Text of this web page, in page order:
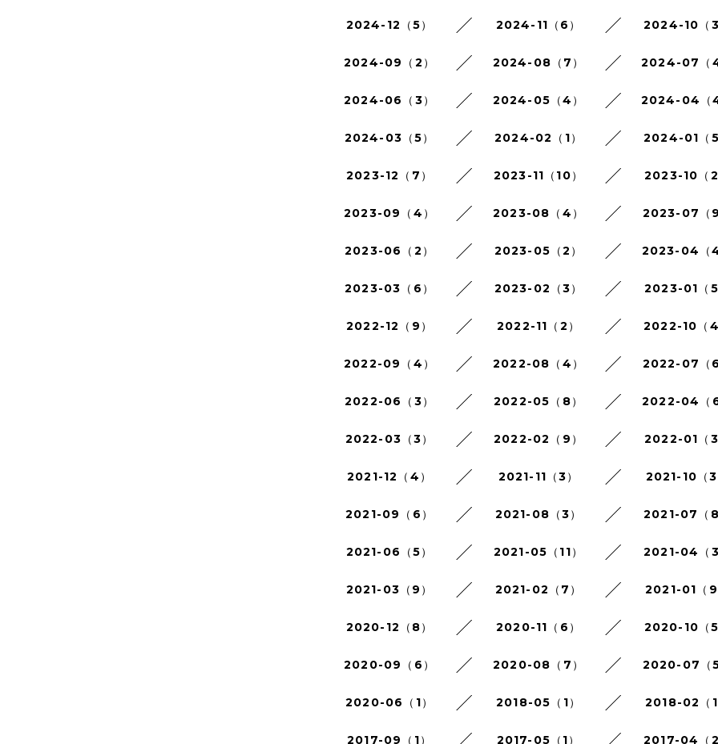
2024-12（5） 2024-11（6） 2024-10（3
2024-09（2） 2024-08（7） 2024-07（4
2024-06（3） 2024-05（4） 2024-04（4
2024-03（5） 2024-02（1） 2024-01（5
2023-12（7） 2023-11（10） 2023-10（2
2023-09（4） 2023-08（4） 2023-07（9
2023-06（2） 2023-05（2） 2023-04（4
2023-03（6） 2023-02（3） 2023-01（5
2022-12（9） 2022-11（2） 2022-10（4
2022-09（4） 2022-08（4） 2022-07（6
2022-06（3） 2022-05（8） 2022-04（6
2022-03（3） 2022-02（9） 2022-01（3
2021-12（4） 2021-11（3） 2021-10（3
2021-09（6） 2021-08（3） 2021-07（8
2021-06（5） 2021-05（11） 2021-04（3
2021-03（9） 2021-02（7） 2021-01（9
2020-12（8） 2020-11（6） 2020-10（5
2020-09（6） 2020-08（7） 2020-07（5
2020-06（1） 2018-05（1） 2018-02（1
2017-09（1） 2017-05（1） 2017-04（2